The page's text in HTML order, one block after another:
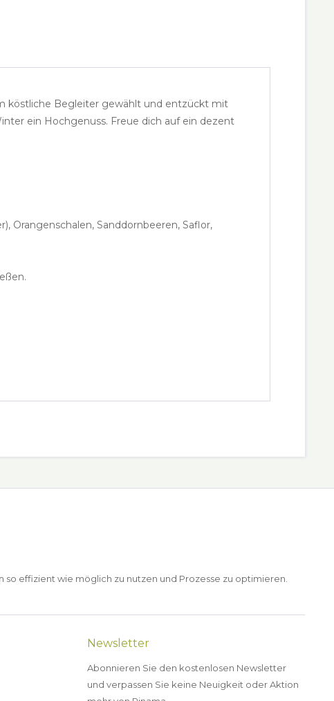
köstliche Begleiter gewählt und entzückt mit
ein Hochgenuss. Freue dich auf ein dezent
Orangenschalen, Sanddornbeeren, Saflor,
effizient wie möglich zu nutzen und Prozesse zu optimieren.
Newsletter
Abonnieren Sie den kostenlosen Newsletter
und verpassen Sie keine Neuigkeit oder Aktion